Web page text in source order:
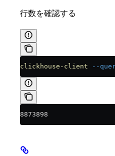
行数を確認する
clickhouse-client --
8873898